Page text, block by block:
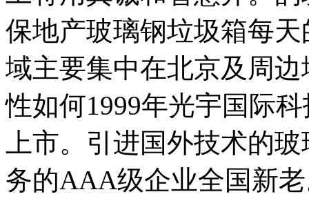
保地产玻璃钢垃圾箱每
域主要集中在北京及周
性如何1999年光宇国际
上市。引进国外技术的
务的AAA级企业全国新